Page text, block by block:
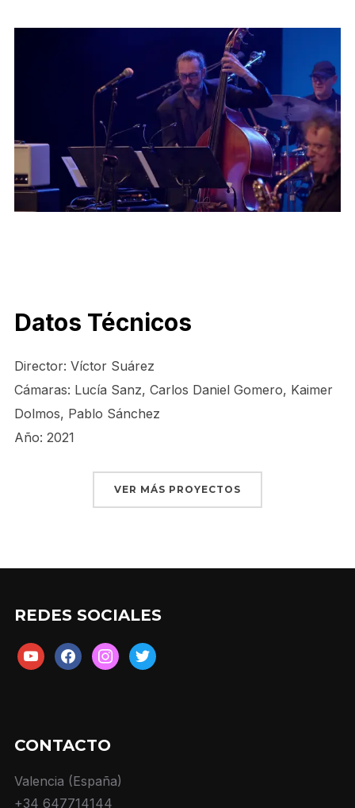
Datos Técnicos
Director: Víctor Suárez
Cámaras: Lucía Sanz, Carlos Daniel Gomero, Kaimer
Dolmos, Pablo Sánchez
Año: 2021
VER MÁS PROYECTOS
REDES SOCIALES
youtubefacebookinstagram
twitter
CONTACTO
Valencia (España)
+34 647714144